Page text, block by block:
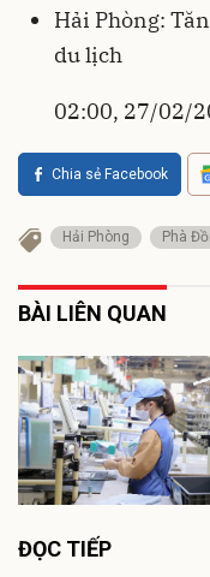
Hải Phòng:
du lịch
02:00, 27/02/
Chia sẻ Facebook
Hải Phòng Phà
BÀI LIÊN QUAN
ĐỌC TIẾP